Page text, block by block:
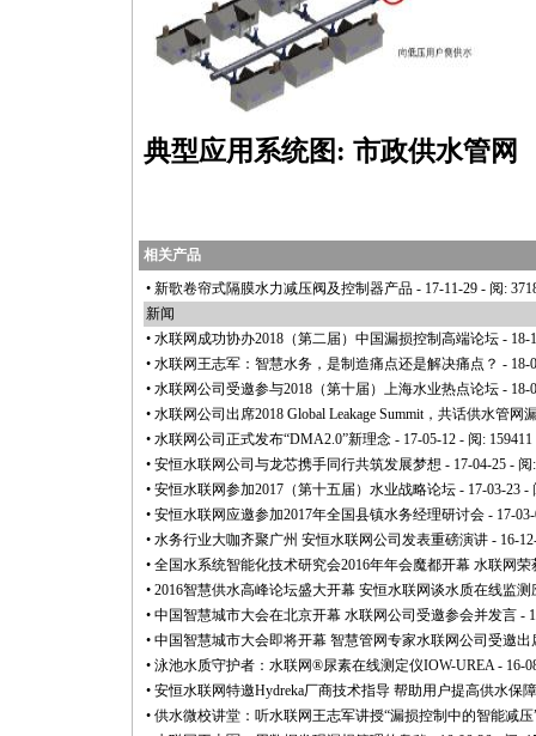
典型应用系统图: 市政供水管网
相关产品
• 新歌卷帘式隔膜水力减压阀及控制器产品 - 17-11-29 - 阅:
新闻
• 水联网成功协办2018（第二届）中国漏损控制高端论坛 - 18-
• 水联网王志军：智慧水务，是制造痛点还是解决痛点？ - 18-
• 水联网公司受邀参与2018（第十届）上海水业热点论坛 - 18-
• 水联网公司出席2018 Global Leakage Summit，共话供水管网
• 水联网公司正式发布“DMA2.0”新理念 - 17-05-12 - 阅: 159411
• 安恒水联网公司与龙芯携手同行共筑发展梦想 - 17-04-25 - 阅
• 安恒水联网参加2017（第十五届）水业战略论坛 - 17-03-23 -
• 安恒水联网应邀参加2017年全国县镇水务经理研讨会 - 17-
• 水务行业大咖齐聚广州 安恒水联网公司发表重磅演讲 - 16-
• 全国水系统智能化技术研究会2016年年会魔都开幕 水联网荣
• 2016智慧供水高峰论坛盛大开幕 安恒水联网谈水质在线监测
• 中国智慧城市大会在北京开幕 水联网公司受邀参会并发言 -
• 中国智慧城市大会即将开幕 智慧管网专家水联网公司受邀出
• 泳池水质守护者：水联网®尿素在线测定仪IOW-UREA- 16-
• 安恒水联网特邀Hydreka厂商技术指导 帮助用户提高供水保障
• 供水微校讲堂：听水联网王志军讲授“漏损控制中的智能减压